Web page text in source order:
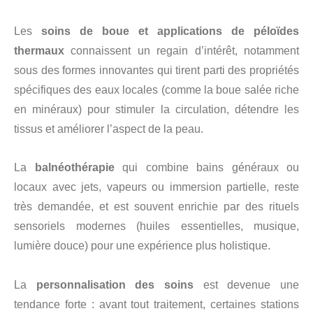
Les soins de boue et applications de péloïdes
thermaux connaissent un regain d’intérêt, notamment
sous des formes innovantes qui tirent parti des propriétés
spécifiques des eaux locales (comme la boue salée riche
en minéraux) pour stimuler la circulation, détendre les
tissus et améliorer l’aspect de la peau.
La balnéothérapiequi combine bains généraux ou
locaux avec jets, vapeurs ou immersion partielle, reste
très demandée, et est souvent enrichie par des rituels
sensoriels modernes (huiles essentielles, musique,
lumière douce) pour une expérience plus holistique.
La personnalisation des soins est devenue une
tendance forte : avant tout traitement, certaines stations